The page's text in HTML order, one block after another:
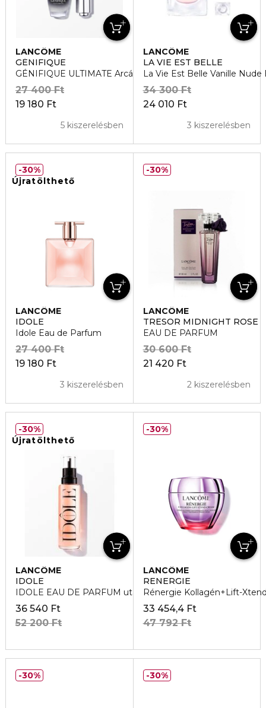
LANCÔME
GÉNIFIQUE
GÉNIFIQUE ULTIMATE Arcápoló szérum
19 180 Ft
27 400 Ft
5 kiszerelésben
LANCÔME
LA VIE EST BELLE
La Vie Est Belle Vanille
24 010 Ft
34 300 Ft
3 kiszerelésben
Újratölthető
LANCÔME
IDOLE
Idole Eau de Parfum
19 180 Ft
27 400 Ft
3 kiszerelésben
30%
LANCÔME
TRESOR MIDNIGHT ROSE
EAU DE PARFUM
21 420 Ft
30 600 Ft
2 kiszerelésben
30%
Újratölthető
LANCÔME
IDOLE
IDOLE EAU DE PARFUM utántöltő
36 540 Ft
52 200 Ft
30%
LANCÔME
RENERGIE
Rénergie Kollagén+Lift-
33 454,4 Ft
47 792 Ft
30%
30% 30%